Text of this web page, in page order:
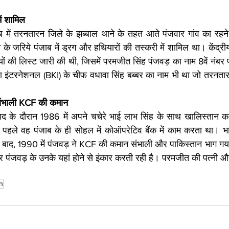
शामिल
में तरनतारन जिले के झब्बाल थाने के तहत आते पंजवार गांव का रहने
जरिये पंजाब में ड्रग और हथियारों की तस्करी में शामिल था।
लिस्ट जारी की थी, जिसमें परमजीत सिंह पंजवड़ का नाम 8वें नंबर
(BKI) के चीफ वधावा सिंह बब्बर का नाम भी था जो
KCF की कमान
के दौरान 1986 में अपने चचेरे भाई लाभ सिंह के साथ खालिस्तान
वह पंजाब के ही सोहल में कोऑपरेटिव बैंक में काम करता था।
1990 में पंजवड़ ने KCF की कमान संभाली और पाकिस्तान भाग
पंजवड़ के उनके यहां होने से इंकार करती रही है। परमजीत की पत्नी